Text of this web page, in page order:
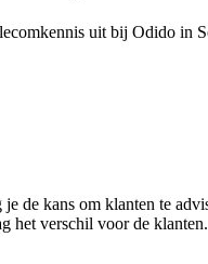
uit bij Odido in
kans om klanten te
het verschil voor de klanten.